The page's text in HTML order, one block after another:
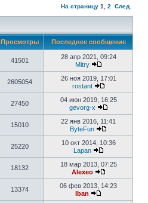
На страницу 1 2 След.
Просмотры Последнее сообщение
41501
28 апр 2021, 09:24
Mitry
2605054
26 ноя 2019, 17:01
rostant
27450
04 июн 2019, 16:25
gevorg-x
15010
22 янв 2016, 11:41
ByteFun
25220
10 окт 2014, 10:36
Lapan
18132
18 мар 2013, 07:25
Alexeo
13374
06 фев 2013, 14:23
Iban